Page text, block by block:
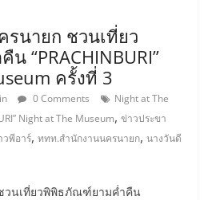
นายก ชวนเที่ยว
“PRACHINBURI”
ครั้งที่ 3
0 Comments
Night at The
Night at The Museum,ข่าวประขา
วพีอาร์,ททท.สำนักงานนครนายก,นางวันดี
วนเที่ยวพิพิธภัณฑ์ยามค่ำคืน